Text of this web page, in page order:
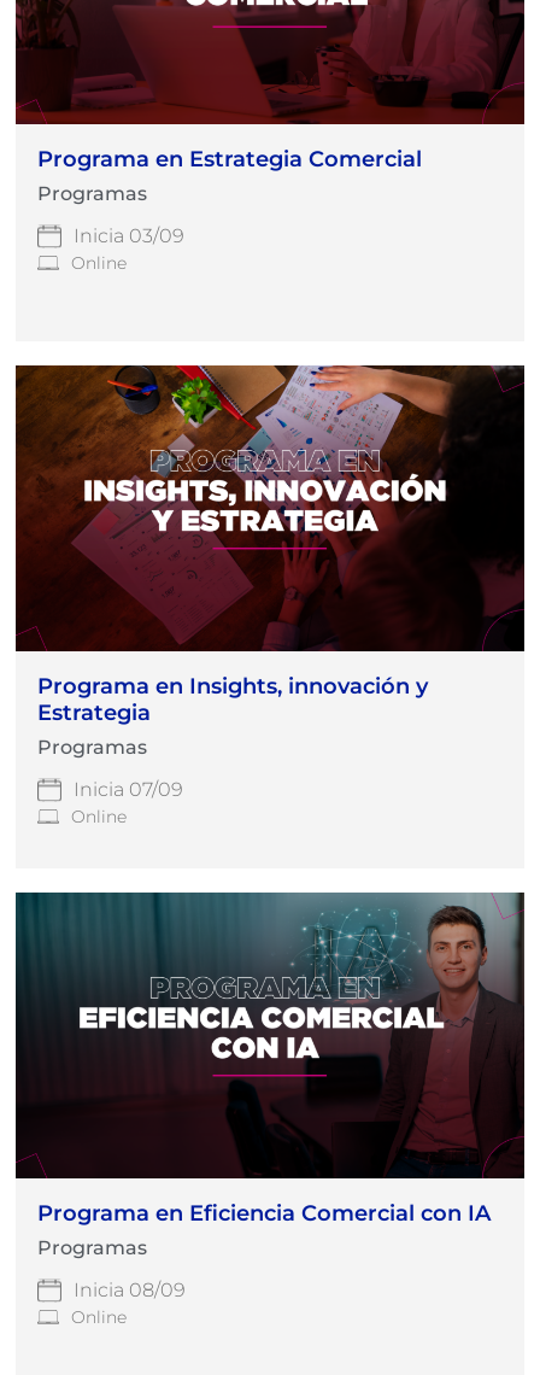
Programa en Estrategia Comercial
Programas
Inicia 03/09
Online
Programa en Insights, innovación y
Estrategia
Programas
Inicia 07/09
Online
Programa en Eficiencia Comercial con IA
Programas
Inicia 08/09
Online